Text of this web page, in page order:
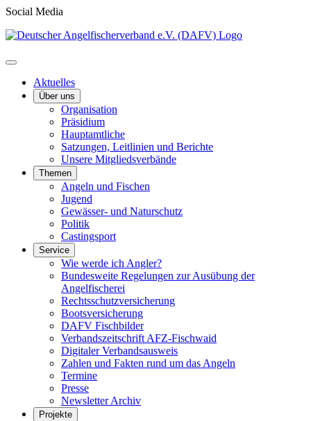
Social Media
Aktuelles
Über uns
Organisation
Präsidium
Hauptamtliche
Satzungen, Leitlinien und Berichte
Unsere Mitgliedsverbände
Themen
Angeln und Fischen
Jugend
Gewässer- und Naturschutz
Politik
Castingsport
Service
Wie werde ich Angler?
Bundesweite Regelungen zur Ausübung der
Angelfischerei
Rechtsschutzversicherung
Bootsversicherung
DAFV Fischbilder
Verbandszeitschrift AFZ-Fischwaid
Digitaler Verbandsausweis
Zahlen und Fakten rund um das Angeln
Termine
Presse
Newsletter Archiv
Projekte